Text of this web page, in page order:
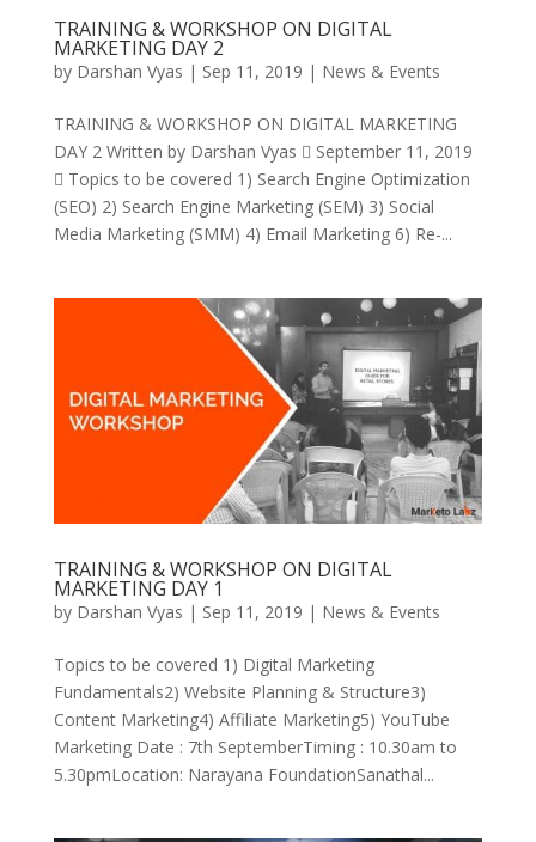
TRAINING & WORKSHOP ON DIGITAL
MARKETING DAY 2
by Darshan Vyas | Sep 11, 2019 | News & Events
TRAINING & WORKSHOP ON DIGITAL MARKETING
DAY 2 Written by Darshan Vyas  September 11, 2019
 Topics to be covered 1) Search Engine Optimization
(SEO) 2) Search Engine Marketing (SEM) 3) Social
Media Marketing (SMM) 4) Email Marketing 6) Re-...
TRAINING & WORKSHOP ON DIGITAL
MARKETING DAY 1
by Darshan Vyas | Sep 11, 2019 | News & Events
Topics to be covered 1) Digital Marketing
Fundamentals2) Website Planning & Structure3)
Content Marketing4) Affiliate Marketing5) YouTube
Marketing Date : 7th SeptemberTiming : 10.30am to
5.30pmLocation: Narayana FoundationSanathal...